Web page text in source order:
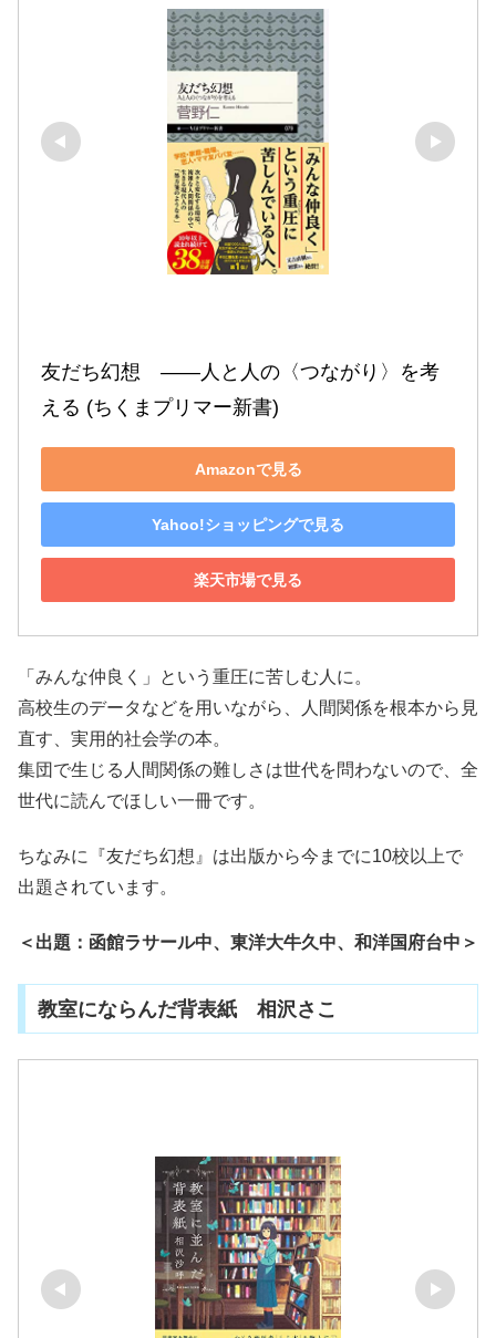
友だち幻想　――人と人の〈つながり〉を考
える (ちくまプリマー新書)
Amazonで見る
Yahoo!ショッピングで見る
楽天市場で見る
「みんな仲良く」という重圧に苦しむ人に。
高校生のデータなどを用いながら、人間関係を根本から見
直す、実用的社会学の本。
集団で生じる人間関係の難しさは世代を問わないので、全
世代に読んでほしい一冊です。
ちなみに『友だち幻想』は出版から今までに10校以上で
出題されています。
＜出題：函館ラサール中、東洋大牛久中、和洋国府台中＞
教室にならんだ背表紙 相沢さこ